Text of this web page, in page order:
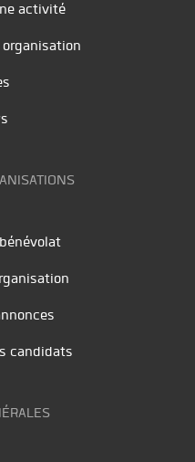
activité
organisation
candidats